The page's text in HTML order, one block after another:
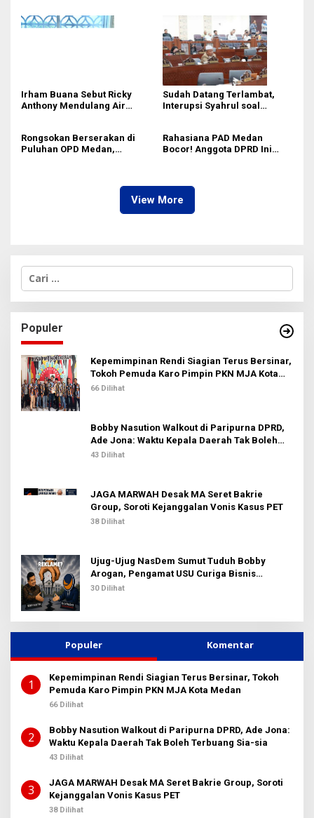
Irham Buana Sebut Ricky
Anthony Mendulang Air
Sudah Datang Terlambat,
Interupsi Syahrul soal
Rongsokan Berserakan di
Puluhan OPD Medan,
Rahasiana PAD Medan
Bocor! Anggota DPRD Ini
View More
C
i
u
n
t
u
k
:
Populer
Kepemimpinan Rendi Siagian Terus Bersinar,
Tokoh Pemuda Karo Pimpin PKN MJA Kota
Medan
66 Dilihat
Bobby Nasution Walkout di Paripurna DPRD,
Ade Jona: Waktu Kepala Daerah Tak Boleh
Terbuang Sia-sia
43 Dilihat
JAGA MARWAH Desak MA Seret Bakrie
Group, Soroti Kejanggalan Vonis Kasus PET
38 Dilihat
Ujug-Ujug NasDem Sumut Tuduh Bobby
Arogan, Pengamat USU Curiga Bisnis
Reklame
30 Dilihat
Populer Komentar
1
Kepemimpinan Rendi Siagian Terus Bersinar, Tokoh
Pemuda Karo Pimpin PKN MJA Kota Medan
66 Dilihat
2
Bobby Nasution Walkout di Paripurna DPRD, Ade Jona:
Waktu Kepala Daerah Tak Boleh Terbuang Sia-sia
43 Dilihat
3
JAGA MARWAH Desak MA Seret Bakrie Group, Soroti
Kejanggalan Vonis Kasus PET
38 Dilihat